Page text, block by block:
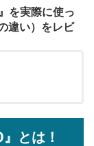
を実際に使っ
違い）をレビ
とは！